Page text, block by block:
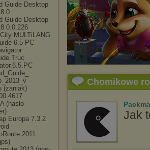
Guide Desktop
Guide Desktop
MULTiLANG
6.5 PC
5.PC
(zaniak)
(hasło
Europa 7.3.2
2011
Chomikowe
Jak